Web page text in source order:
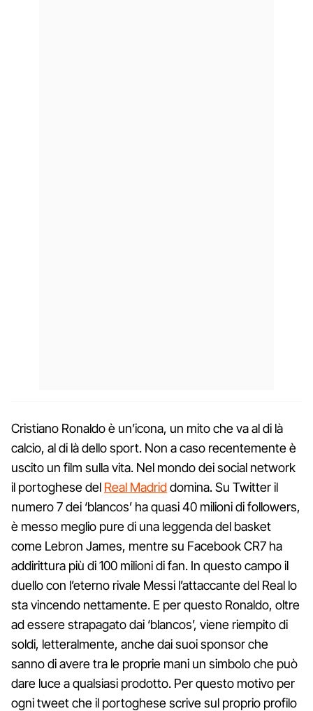
Cristiano Ronaldo è un’icona, un mito che va al di là
calcio, al di là dello sport. Non a caso recentemente è
uscito un film sulla vita. Nel mondo dei social network
il portoghese del Real Madriddomina. Su Twitter il
numero 7 dei ‘blancos’ ha quasi 40 milioni di followers,
è messo meglio pure di una leggenda del basket
come Lebron James, mentre su Facebook CR7 ha
addirittura più di 100 milioni di fan. In questo campo il
duello con l’eterno rivale Messi l’attaccante del Real lo
sta vincendo nettamente. E per questo Ronaldo, oltre
ad essere strapagato dai ‘blancos’, viene riempito di
soldi, letteralmente, anche dai suoi sponsor che
sanno di avere tra le proprie mani un simbolo che può
dare luce a qualsiasi prodotto. Per questo motivo per
ogni tweet che il portoghese scrive sul proprio profilo